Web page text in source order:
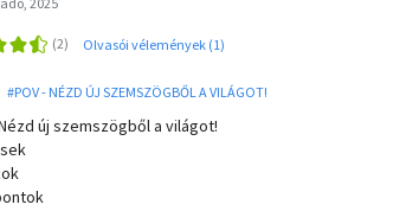
Olvasói vélemények (1)
#POV - NÉZD ÚJ SZEMSZÖGBŐL A VILÁGOT!
új szemszögből a világot!